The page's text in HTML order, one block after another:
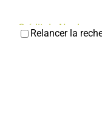
Crédit du Nord
Relancer la